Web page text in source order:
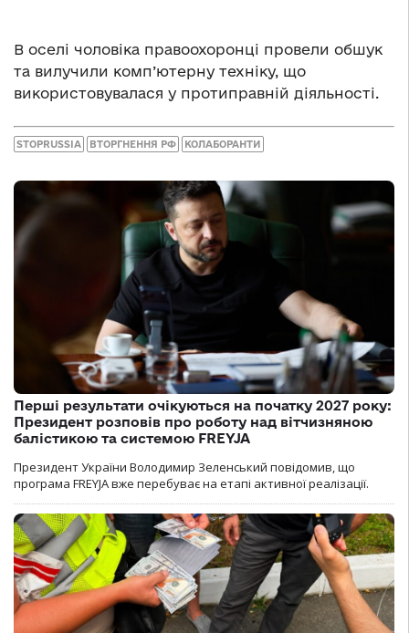
В оселі чоловіка правоохоронці провели обшук
та вилучили комп’ютерну техніку, що
використовувалася у протиправній діяльності.
STOPRUSSIA ВТОРГНЕННЯ РФ КОЛАБОРАНТИ
Перші результати очікуються на початку 2027 року:
Президент розповів про роботу над вітчизняною
балістикою та системою FREYJA
Президент України Володимир Зеленський повідомив, що
програма FREYJA вже перебуває на етапі активної реалізації.